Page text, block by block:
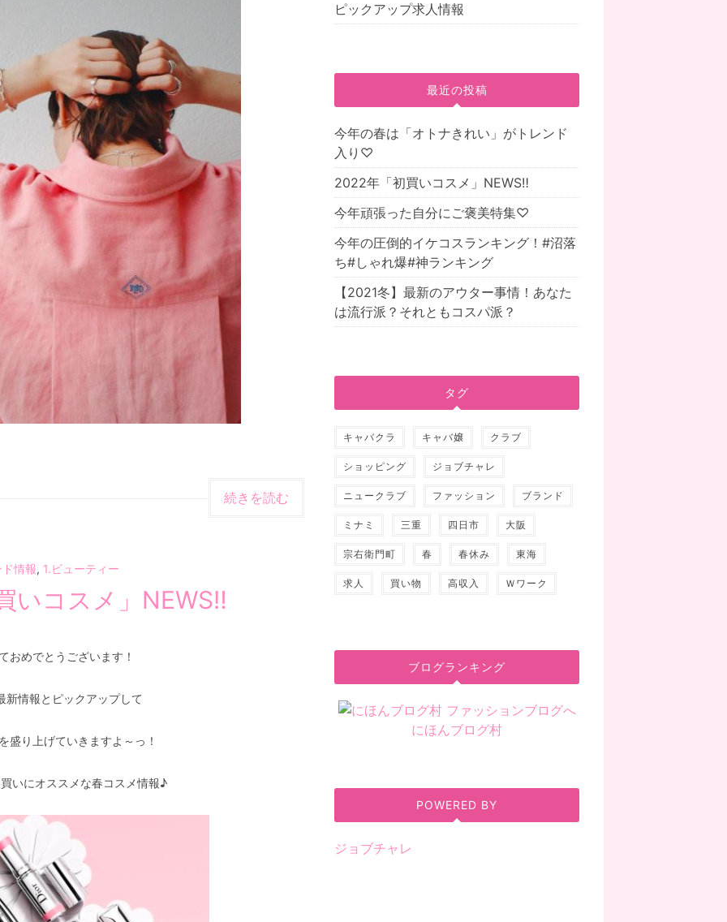
続きを読む
情報, 1.ビューティー
いコスメ」NEWS‼
おめでとうございます！
新情報とピックアップして
盛り上げていきますよ～っ！
いにオススメな春コスメ情報♪
ピックアップ求人情報
最近の投稿
今年の春は「オトナきれい」がトレンド
入り♡
2022年「初買いコスメ」NEWS‼
今年頑張った自分にご褒美特集♡
今年の圧倒的イケコスランキング！#沼落
ち#しゃれ爆#神ランキング
【2021冬】最新のアウター事情！あなた
は流行派？それともコスパ派？
タグ
キャバクラ キャバ嬢 クラブ
ショッピング ジョブチャレ
ニュークラブ ファッション ブランド
ミナミ 三重 四日市 大阪
宗右衛門町 春 春休み 東海
求人 買い物 高収入 Ｗワーク
ブログランキング
にほんブログ村
POWERED BY
ジョブチャレ